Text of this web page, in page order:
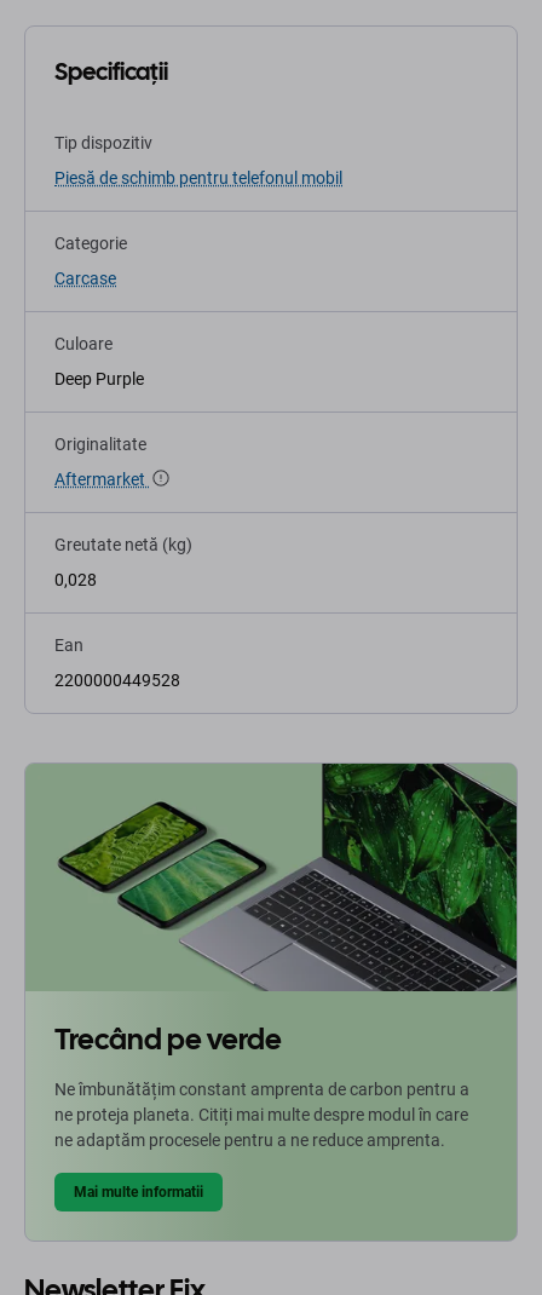
Specificații
Tip dispozitiv
Piesă de schimb pentru telefonul mobil
Categorie
Carcase
Culoare
Deep Purple
Originalitate
Aftermarket
Greutate netă (kg)
0,028
Ean
2200000449528
Trecând pe verde
Ne îmbunătățim constant amprenta de carbon pentru a
ne proteja planeta. Citiți mai multe despre modul în care
ne adaptăm procesele pentru a ne reduce amprenta.
Mai multe informatii